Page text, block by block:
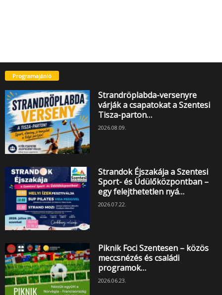
Programajánló
Strandröplabda-versenyre
várják a csapatokat a Szentesi
Tisza-parton…
2026.08.09.
Strandok Éjszakája a Szentesi
Sport- és Üdülőközpontban –
egy felejthetetlen nyá…
2026.07.22.
Piknik Foci Szentesen – közös
meccsnézés és családi
programok…
2026.06.23.